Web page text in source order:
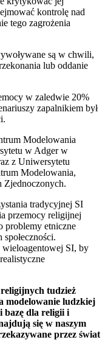
kontrolę nad
tego zagrożenia
są w chwili,
lub oddanie
w zaledwie 20%
zapalnikiem był
Modelowania
w Adger w
z Uniwersytetu
Modelowania,
tradycyjnej SI
przemocy religijnej
problemy etniczne
wieloagentowej SI, by
tudzież
modelowanie ludzkiej
bazę dla religii i
się w naszym
przez świat